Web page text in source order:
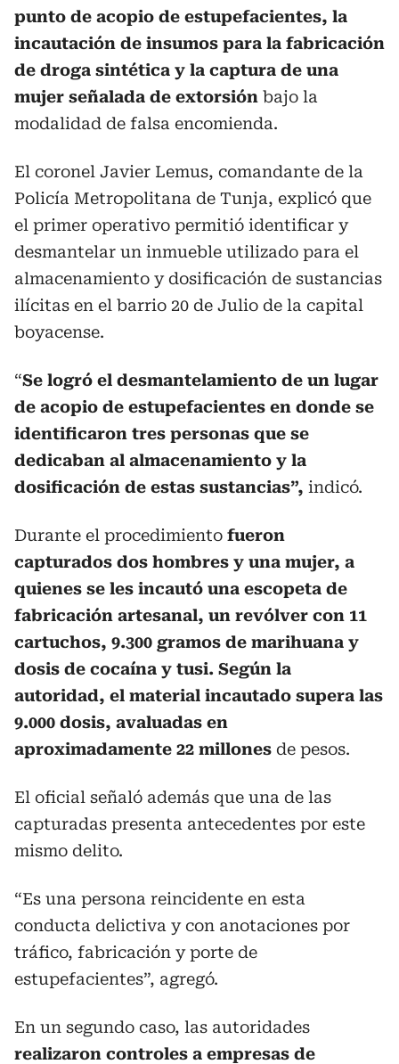
punto de acopio de estupefacientes, la
incautación de insumos para la fabricación
de droga sintética y la captura de una
mujer señalada de extorsión bajo la
modalidad de falsa encomienda.
El coronel Javier Lemus, comandante de la
Policía Metropolitana de Tunja, explicó que
el primer operativo permitió identificar y
desmantelar un inmueble utilizado para el
almacenamiento y dosificación de sustancias
ilícitas en el barrio 20 de Julio de la capital
boyacense.
“Se logró el desmantelamiento de un lugar
de acopio de estupefacientes en donde se
identificaron tres personas que se
dedicaban al almacenamiento y la
dosificación de estas sustancias”, indicó.
Durante el procedimiento fueron
capturados dos hombres y una mujer, a
quienes se les incautó una escopeta de
fabricación artesanal, un revólver con 11
cartuchos, 9.300 gramos de marihuana y
dosis de cocaína y tusi. Según la
autoridad, el material incautado supera las
9.000 dosis, avaluadas en
aproximadamente 22 millones de pesos.
El oficial señaló además que una de las
capturadas presenta antecedentes por este
mismo delito.
“Es una persona reincidente en esta
conducta delictiva y con anotaciones por
tráfico, fabricación y porte de
estupefacientes”, agregó.
En un segundo caso, las autoridades
realizaron controles a empresas de